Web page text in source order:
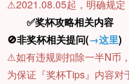
⚠️2021.08.05起，明确规定
✅奖杯攻略相关内容
🚫非奖杯相关提问(→这里)
⚠️如有违规则扣除一半N币
为保证『奖杯Tips』内容